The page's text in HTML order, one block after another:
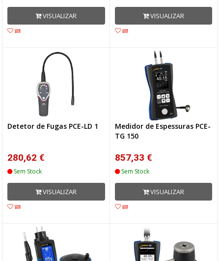
VISUALIZAR VISUALIZAR
Detetor de Fugas PCE-LD 1
280,62 €
Sem Stock
VISUALIZAR
Medidor de Espessuras PCE-
TG 150
857,33 €
Sem Stock
VISUALIZAR